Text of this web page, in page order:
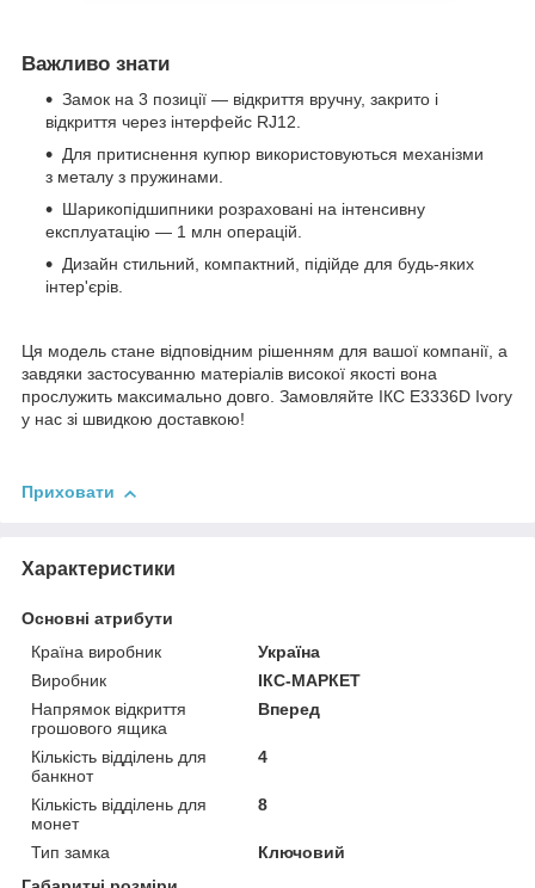
Важливо знати
Замок на 3 позиції — відкриття вручну, закрито і
відкриття через інтерфейс RJ12.
Для притиснення купюр використовуються механізми
з металу з пружинами.
Шарикопідшипники розраховані на інтенсивну
експлуатацію — 1 млн операцій.
Дизайн стильний, компактний, підійде для будь-яких
інтер'єрів.
Ця модель стане відповідним рішенням для вашої компанії, а
завдяки застосуванню матеріалів високої якості вона
прослужить максимально довго. Замовляйте ІКС E3336D Ivory
у нас зі швидкою доставкою!
Приховати
Характеристики
Основні атрибути
Країна виробник
Україна
Виробник
ІКС-МАРКЕТ
Напрямок відкриття
грошового ящика
Вперед
Кількість відділень для
банкнот
4
Кількість відділень для
монет
8
Тип замка
Ключовий